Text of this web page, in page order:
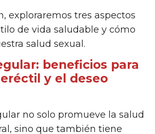
exploraremos tres aspectos
de vida saludable y cómo
salud sexual.
beneficios para
y el deseo
no solo promueve la salud
sino que también tiene